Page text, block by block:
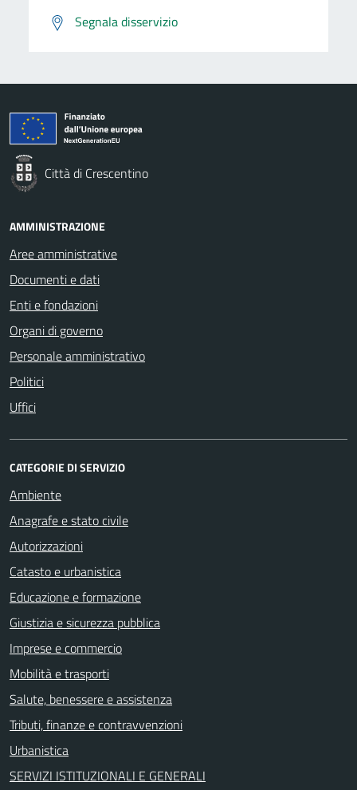
Segnala disservizio
Città di Crescentino
AMMINISTRAZIONE
Aree amministrative
Documenti e dati
Enti e fondazioni
Organi di governo
Personale amministrativo
Politici
Uffici
CATEGORIE DI SERVIZIO
Ambiente
Anagrafe e stato civile
Autorizzazioni
Catasto e urbanistica
Educazione e formazione
Giustizia e sicurezza pubblica
Imprese e commercio
Mobilità e trasporti
Salute, benessere e assistenza
Tributi, finanze e contravvenzioni
Urbanistica
SERVIZI ISTITUZIONALI E GENERALI